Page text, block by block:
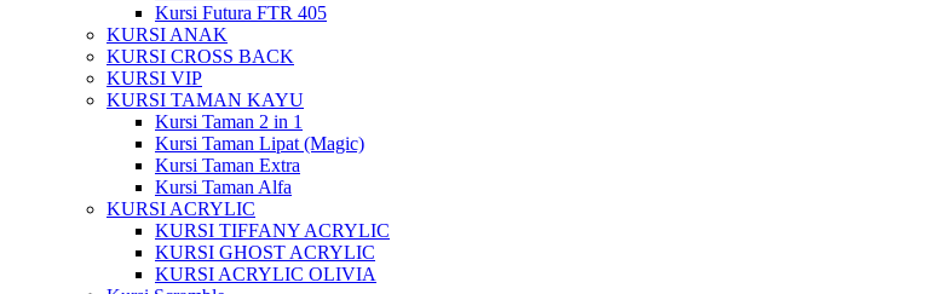
Kursi Futura FTR 405
KURSI ANAK
KURSI CROSS BACK
KURSI VIP
KURSI TAMAN KAYU
Kursi Taman 2 in 1
Kursi Taman Lipat (Magic)
Kursi Taman Extra
Kursi Taman Alfa
KURSI ACRYLIC
KURSI TIFFANY ACRYLIC
KURSI GHOST ACRYLIC
KURSI ACRYLIC OLIVIA